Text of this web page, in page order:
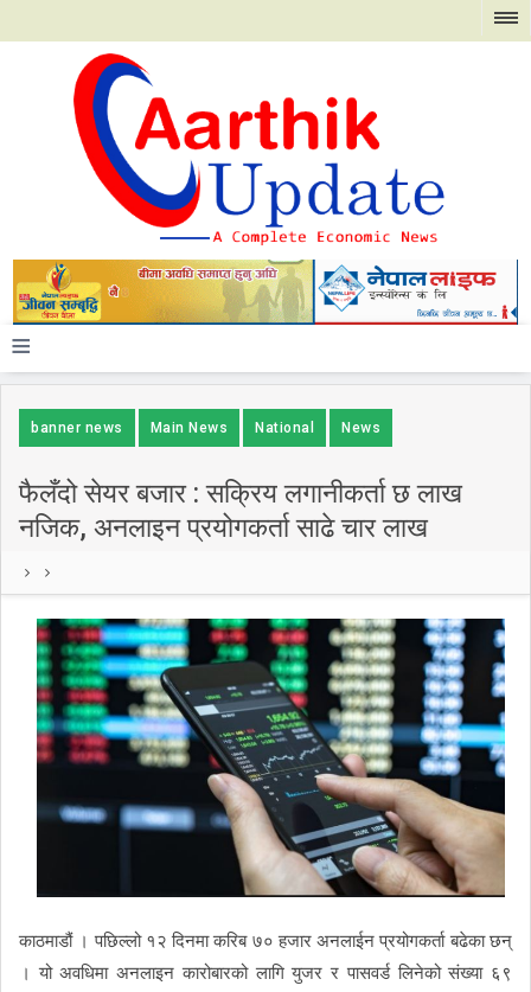
≡
banner news Main News National News
फैलँदो सेयर बजार : सक्रिय लगानीकर्ता छ लाख
नजिक, अनलाइन प्रयोगकर्ता साढे चार लाख
काठमाडौं । पछिल्लो १२ दिनमा करिब ७० हजार अनलाईन प्रयोगकर्ता बढेका छन्
। यो अवधिमा अनलाइन कारोबारको लागि युजर र पासवर्ड लिनेको संख्या ६९